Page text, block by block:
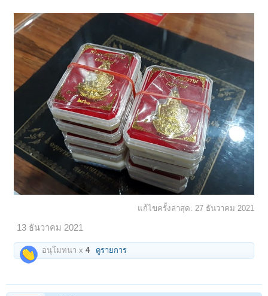
แก้ไขครั้งล่าสุด: 27 ธันวาคม 2021
13 ธันวาคม 2021
อนุโมทนา x4 ดูรายการ